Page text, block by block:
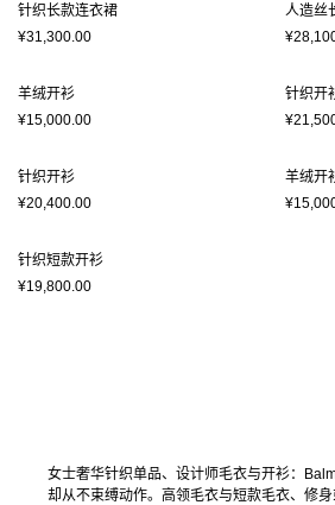
针织长款连衣裙
¥31,300.00
人造丝
羊绒开衫
¥15,000.00
针织开
针织开衫
¥20,400.00
羊绒开
针织短款开衫
¥19,800.00
女士奢华针织单品、设计师毛衣与开衫：
却从不束缚动作。高领毛衣与短款毛衣、修